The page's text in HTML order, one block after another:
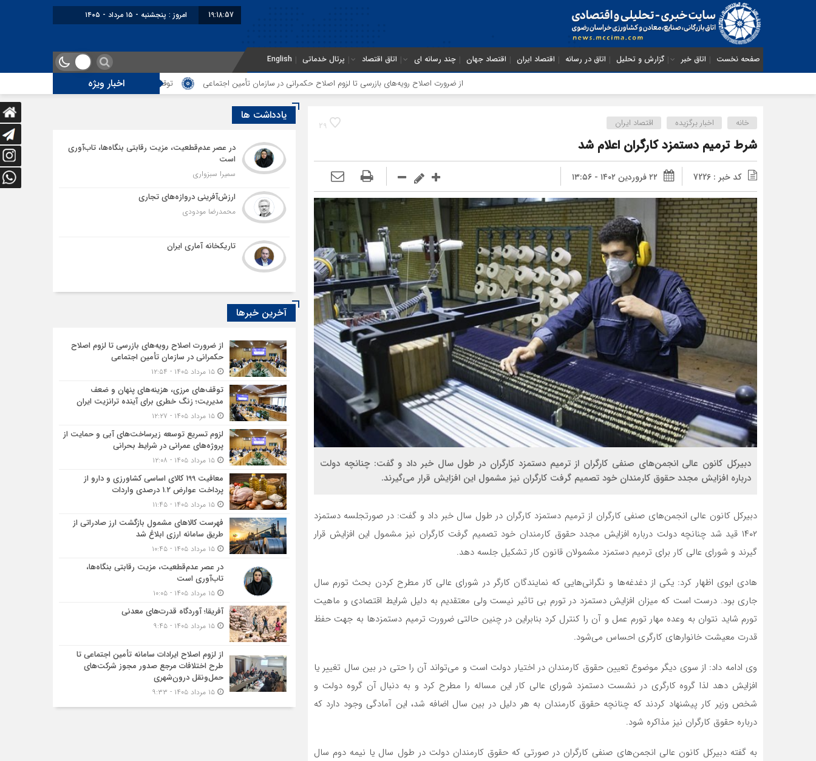
19:18:58 امروز : پنجشنبه - ۱۵ مرداد - ۱۴۰۵
صفحه نخست اتاق خبر گزارش و تحلیل اتاق در رسانه اقتصاد ایران اقتصاد جهان چند رسانه ای اتاق اقتصاد پرتال خدماتی English
اخبار ویژه از ضرورت اصلاح رویه‌های بازرسی تا لزوم اصلاح حکمرانی در سازمان تأمین اجتماعی توقف‌های مرزی، هزینه‌های پنهان و ضعف مدیریت؛ زنگ خطری برای
29 خانه اخبار برگزیده اقتصاد ایران
شرط ترمیم دستمزد کارگران اعلام شد
کد خبر : 7226 ۲۲ فروردین ۱۴۰۲ - ۱۳:۵۶
دبیرکل کانون عالی انجمن‌های صنفی کارگران از ترمیم دستمزد کارگران در طول سال خبر داد و گفت: چنانچه دولت
درباره افزایش مجدد حقوق کارمندان خود تصمیم گرفت کارگران نیز مشمول این افزایش قرار می‌گیرند.
دبیرکل کانون عالی انجمن‌های صنفی کارگران از ترمیم دستمزد کارگران در طول سال خبر داد و گفت: در صورتجلسه دستمزد
۱۴۰۲ قید شد چنانچه دولت درباره افزایش مجدد حقوق کارمندان خود تصمیم گرفت کارگران نیز مشمول این افزایش قرار
گیرند و شورای عالی کار برای ترمیم دستمزد مشمولان قانون کار تشکیل جلسه دهد.
هادی ابوی اظهار کرد: یکی از دغدغه‌ها و نگرانی‌هایی که نمایندگان کارگر در شورای عالی کار مطرح کردن بحث تورم سال
جاری بود. درست است که میزان افزایش دستمزد در تورم بی تاثیر نیست ولی معتقدیم به دلیل شرایط اقتصادی و ماهیت
تورم شاید نتوان به وعده مهار تورم عمل و آن را کنترل کرد بنابراین در چنین حالتی ضرورت ترمیم دستمزدها به جهت حفظ
قدرت معیشت خانوارهای کارگری احساس می‌شود.
وی ادامه داد: از سوی دیگر موضوع تعیین حقوق کارمندان در اختیار دولت است و می‌تواند آن را حتی در بین سال تغییر یا
افزایش دهد لذا گروه کارگری در نشست دستمزد شورای عالی کار این مساله را مطرح کرد و به دنبال آن گروه دولت و
شخص وزیر کار پیشنهاد کردند که چنانچه حقوق کارمندان به هر دلیل در بین سال اضافه شد، این آمادگی وجود دارد که
درباره حقوق کارگران نیز مذاکره شود.
به گفته دبیرکل کانون عالی انجمن‌های صنفی کارگران در صورتی که حقوق کارمندان دولت در طول سال یا نیمه دوم سال
یادداشت ها
در عصر عدم‌قطعیت، مزیت رقابتی بنگاه‌ها، تاب‌آوری
است
سمیرا سبزواری
ارزش‌آفرینی دروازه‌های تجاری
محمدرضا مودودی
تاریکخانه آماری ایران
آخرین خبرها
از ضرورت اصلاح رویه‌های بازرسی تا لزوم اصلاح
حکمرانی در سازمان تأمین اجتماعی
۱۵ مرداد ۱۴۰۵ - ۱۲:۵۴
توقف‌های مرزی، هزینه‌های پنهان و ضعف
مدیریت؛ زنگ خطری برای آینده ترانزیت ایران
۱۵ مرداد ۱۴۰۵ - ۱۲:۲۷
لزوم تسریع توسعه زیرساخت‌های آبی و حمایت از
پروژه‌های عمرانی در شرایط بحرانی
۱۵ مرداد ۱۴۰۵ - ۱۲:۰۸
معافیت 199 کالای اساسی کشاورزی و دارو از
پرداخت عوارض 1.2 درصدی واردات
۱۵ مرداد ۱۴۰۵ - ۱۱:۴۵
فهرست کالاهای مشمول بازگشت ارز صادراتی از
طریق سامانه ارزی ابلاغ شد
۱۵ مرداد ۱۴۰۵ - ۱۰:۴۵
در عصر عدم‌قطعیت، مزیت رقابتی بنگاه‌ها،
تاب‌آوری است
۱۵ مرداد ۱۴۰۵ - ۱۰:۰۵
آفریقا؛ آوردگاه قدرت‌های معدنی
۱۵ مرداد ۱۴۰۵ - ۹:۴۵
از لزوم اصلاح ایرادات سامانه تأمین اجتماعی تا
طرح اختلافات مرجع صدور مجوز شرکت‌های
حمل‌ونقل درون‌شهری
۱۵ مرداد ۱۴۰۵ - ۹:۳۳